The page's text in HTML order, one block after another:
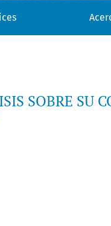
SOBRE SU